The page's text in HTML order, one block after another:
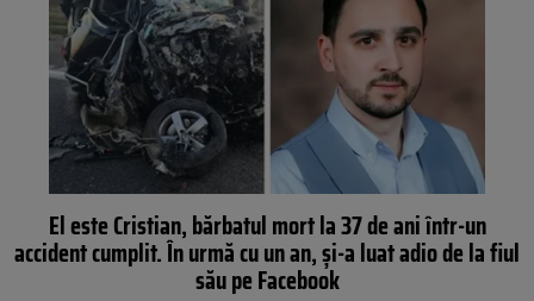
El este Cristian, bărbatul mort la 37 de ani într-un
accident cumplit. În urmă cu un an, şi-a luat adio de la fiul
său pe Facebook